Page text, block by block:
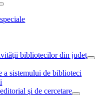
bibliotecilor din judeţ
a sistemului de biblioteci
şi de cercetare